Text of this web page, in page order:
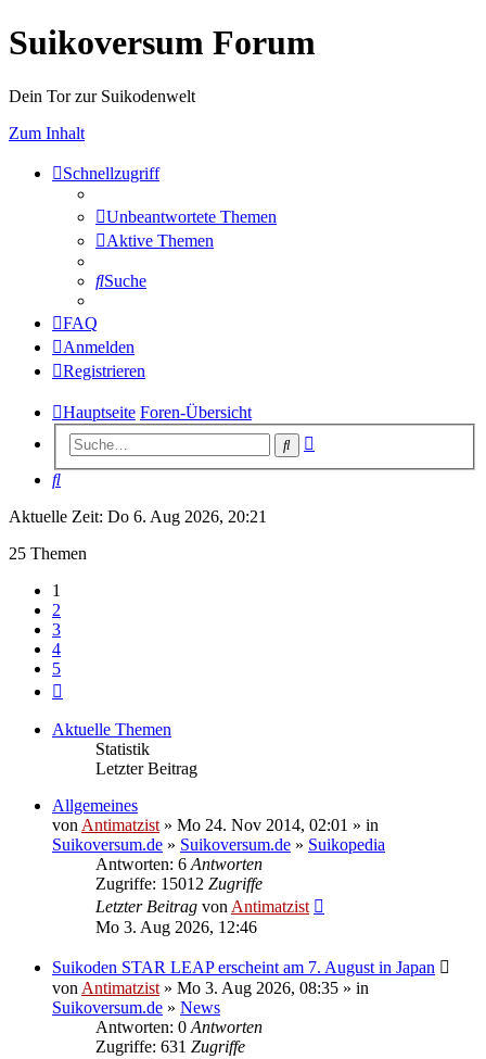
Suikoversum Forum
Dein Tor zur Suikodenwelt
Zum Inhalt
Schnellzugriff
Unbeantwortete Themen
Aktive Themen
Suche
FAQ
Anmelden
Registrieren
Hauptseite Foren-Übersicht
Suche
Suche
Aktuelle Zeit: Do 6. Aug 2026, 20:21
25 Themen
1
2
3
4
5
Aktuelle Themen
Statistik
Letzter Beitrag
Allgemeines
vonAntimatzist» Mo 24. Nov 2014, 02:01 » in
Suikoversum.de » Suikoversum.de » Suikopedia
Antworten: 6Antworten
Zugriffe: 15012 Zugriffe
Letzter Beitrag vonAntimatzist
Mo 3. Aug 2026, 12:46
Suikoden STAR LEAP erscheint am 7. August in Japan
vonAntimatzist» Mo 3. Aug 2026, 08:35 » in
Suikoversum.de » News
Antworten: 0Antworten
Zugriffe: 631 Zugriffe